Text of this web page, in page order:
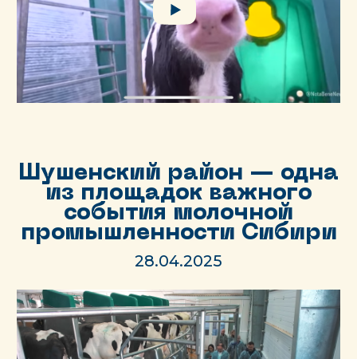
Шушенский район — одна
из площадок важного
события молочной
промышленности Сибири
28.04.2025